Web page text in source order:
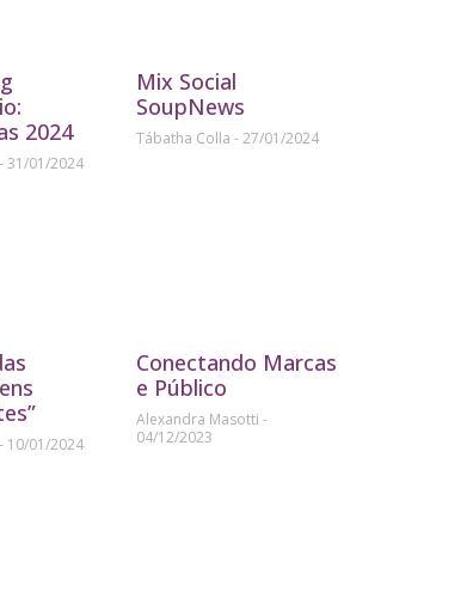
2024
31/01/2024
Mix Social
SoupNews
Tábatha Colla 27/01/2024
10/01/2024
Conectando Marcas
e Público
Alexandra Masotti
04/12/2023